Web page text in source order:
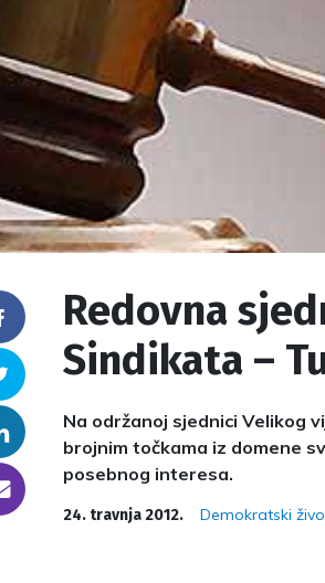
Redovna
Sindikata –
Na održanoj sjednici Velikog
brojnim točkama iz domene
posebnog interesa.
24. travnja 2012. Demokratski